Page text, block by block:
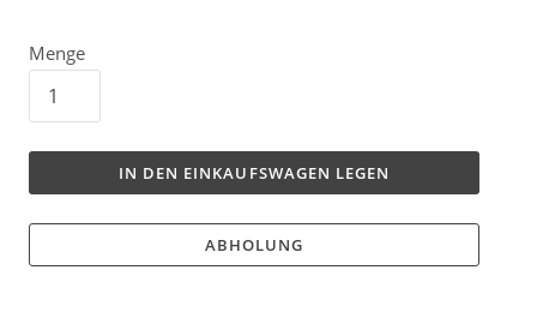
Menge
IN DEN EINKAUFSWAGEN LEGEN
ABHOLUNG